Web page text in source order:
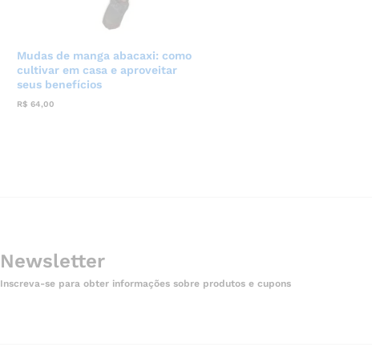
Mudas de manga abacaxi: como
cultivar em casa e aproveitar
seus benefícios
R$ 64,00
Newsletter
Inscreva-se para obter informações sobre produtos e cupons